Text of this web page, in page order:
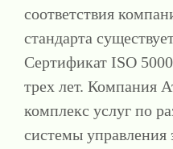
соответствия
стандарта
Сертификат ISO
трех лет. Компания
комплекс услуг по
системы управления